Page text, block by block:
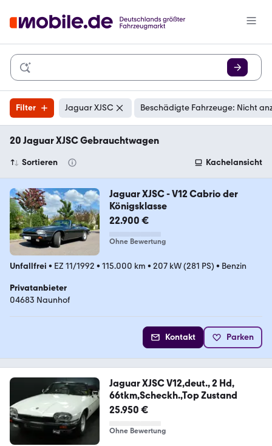
Filter Jaguar XJSC Beschädigte Fahrzeuge: Nicht
20 Jaguar XJSC Gebrauchtwagen
Sortieren Kachelansicht
Jaguar XJSC - V12 Cabrio der
Königsklasse
22.900 €
Ohne Bewertung
Unfallfrei • EZ 11/1992 • 115.000 km • 207 kW (281 PS) • Benzin
Privatanbieter
04683 Naunhof
Kontakt Parken
Jaguar XJSC V12,deut., 2 Hd,
66tkm,Scheckh.,Top Zustand
25.950 €
Ohne Bewertung